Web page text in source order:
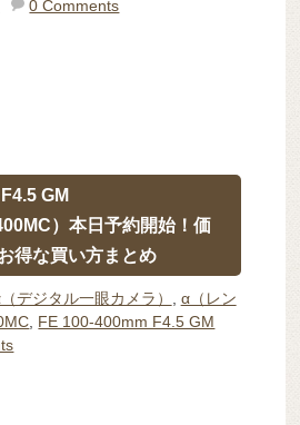
0 Comments
GM
）本日予約開始！価
得な買い方まとめ
デジタル一眼カメラ）
α（レン
FE 100-400mm F4.5 GM